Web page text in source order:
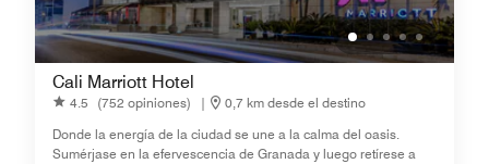
Cali Marriott Hotel
4.5 (752 opiniones) |
0,7 km desde el destino
Donde la energía de la ciudad se une a la calma del oasis.
Sumérjase en la efervescencia de Granada y luego retírese a